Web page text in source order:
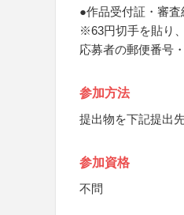
●作品受付証・審査
※63円切手を貼り
応募者の郵便番号
参加方法
提出物を下記提出
参加資格
不問